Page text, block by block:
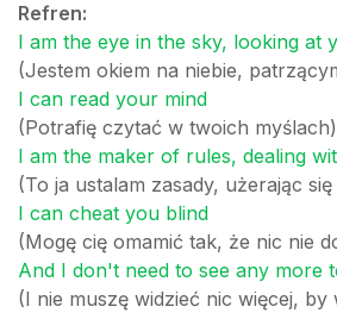
Refren:
I am the eye in the sky, looking at
(Jestem okiem na niebie,
I can read your mind
(Potrafię czytać w twoich myślach)
I am the maker of rules, dealing
(To ja ustalam zasady, użerając się
I can cheat you blind
(Mogę cię omamić tak, że nic nie
And I don't need to see any more
(I nie muszę widzieć nic więcej, by